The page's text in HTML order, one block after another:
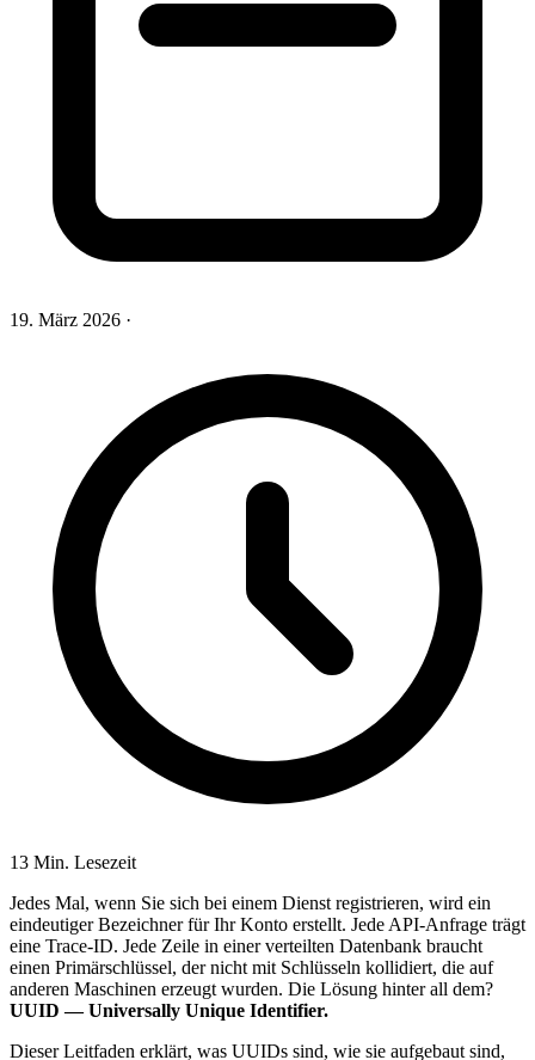
19. März 2026 ·
13 Min. Lesezeit
Jedes Mal, wenn Sie sich bei einem Dienst registrieren, wird ein
eindeutiger Bezeichner für Ihr Konto erstellt. Jede API-Anfrage trägt
eine Trace-ID. Jede Zeile in einer verteilten Datenbank braucht
einen Primärschlüssel, der nicht mit Schlüsseln kollidiert, die auf
anderen Maschinen erzeugt wurden. Die Lösung hinter all dem?
UUID — Universally Unique Identifier.
Dieser Leitfaden erklärt, was UUIDs sind, wie sie aufgebaut sind,